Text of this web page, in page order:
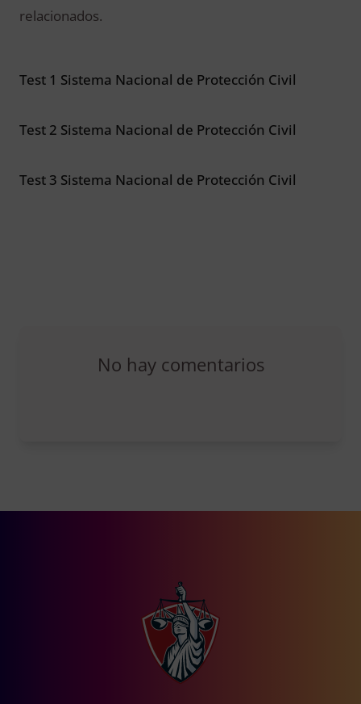
relacionados.
Test 1 Sistema Nacional de Protección Civil
Test 2 Sistema Nacional de Protección Civil
Test 3 Sistema Nacional de Protección Civil
No hay comentarios